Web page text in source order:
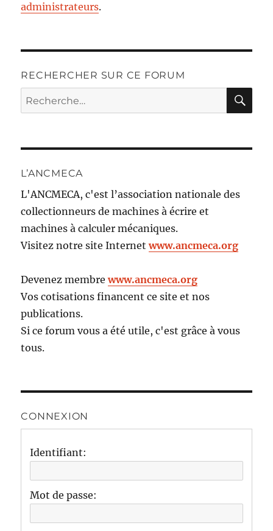
administrateurs.
RECHERCHER SUR CE FORUM
Recherche
pour :
L’ANCMECA
L'ANCMECA, c'est l’association nationale des
collectionneurs de machines à écrire et
machines à calculer mécaniques.
Visitez notre site Internetwww.ancmeca.org
Devenez membrewww.ancmeca.org
Vos cotisations financent ce site et nos
publications.
Si ce forum vous a été utile, c'est grâce à vous
tous.
CONNEXION
Identifiant:
Mot de passe: